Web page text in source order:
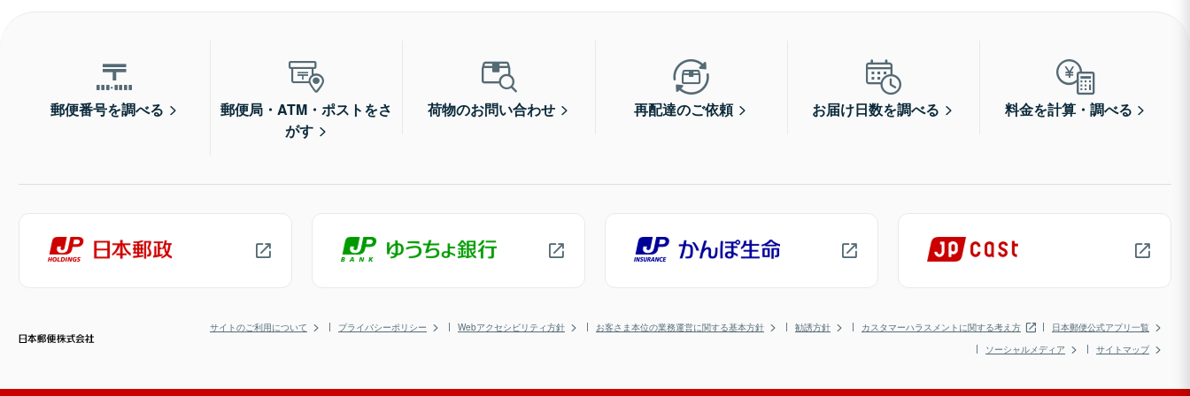
郵便番号を調べる
郵便局・ATM・ポストをさ
がす
荷物のお問い合わせ 再配達のご依頼 お届け日数を調べる 料金を計算・調べる
サイトのご利用について プライバシーポリシー Webアクセシビリティ方針 お客さま本位の業務運営に関する基本方針 勧誘方針 カスタマーハラスメントに関する考え方
日本郵便公式アプリ一覧
ソーシャルメディア
サイトマップ